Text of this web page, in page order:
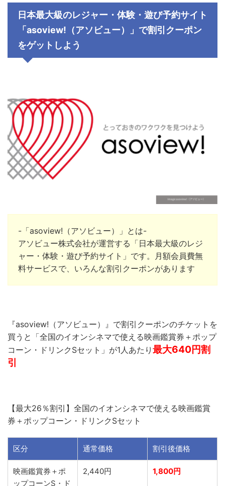
日本最大級のレジャー・体験・遊び予約サイト
「asoview! （アソビュー）」で割引クーポン
をゲットしよう
-「asoview!（アソビュー）」とは-
アソビュー株式会社が運営する「日本最大級のレジ
ャー・体験・遊び予約サイト」です。月額会員費無
料サービスで、いろんな割引クーポンがあります
『asoview!（アソビュー）』で割引クーポンのチケットを
買うと「全国のイオンシネマで使える映画鑑賞券＋ポップ
コーン・ドリンクSセット」が1人あたり 最大640円割
引
【最大26％割引】全国のイオンシネマで使える映画鑑賞
券＋ポップコーン・ドリンクSセット
区分 通常価格 割引後価格
映画鑑賞券＋ポ
ップコーンS・ド
2,440円 1,800円